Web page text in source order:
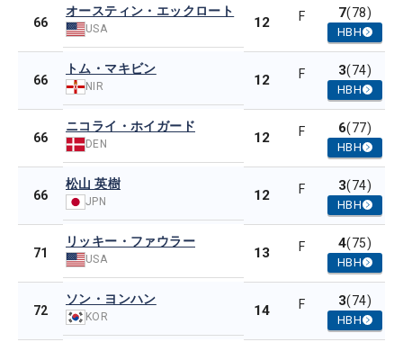
66
オースティン・エックロート
USA 12 F 7(78)
HBH
66
トム・マキビン
NIR 12 F 3(74)
HBH
66
ニコライ・ホイガード
DEN 12 F 6(77)
HBH
66
松山 英樹
JPN 12 F 3(74)
HBH
71
リッキー・ファウラー
USA 13 F 4(75)
HBH
72
ソン・ヨンハン
KOR 14 F 3(74)
HBH